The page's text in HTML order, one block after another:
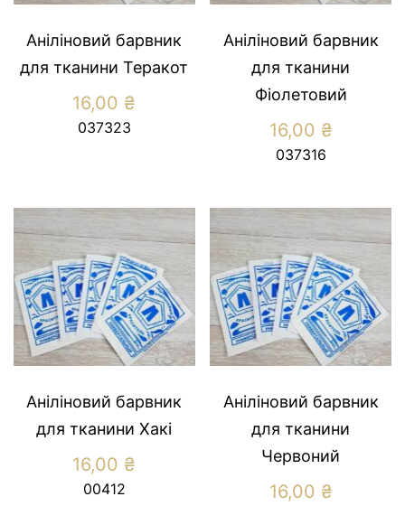
Аніліновий барвник
для тканини Теракот
16,00 ₴
037323
Аніліновий барвник
для тканини
Фіолетовий
16,00 ₴
037316
Аніліновий барвник
для тканини Хакі
16,00 ₴
00412
Аніліновий барвник
для тканини
Червоний
16,00 ₴